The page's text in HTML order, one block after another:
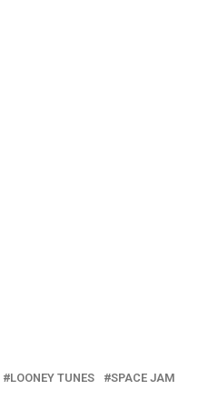
LOONEY TUNES
SPACE JAM